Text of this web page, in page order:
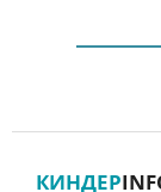
КИНДЕР